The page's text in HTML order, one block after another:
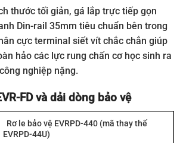
thước tối giản, gá lắp trực tiếp gọn
Din-rail 35mm tiêu chuẩn bên trong
cực terminal siết vít chắc chắn giúp
hảo các lực rung chấn cơ học sinh ra
nghiệp nặng.
FD và dải dòng bảo vệ
Rơ le bảo vệ EVRPD-440 (mã thay thế
EVRPD-44U)